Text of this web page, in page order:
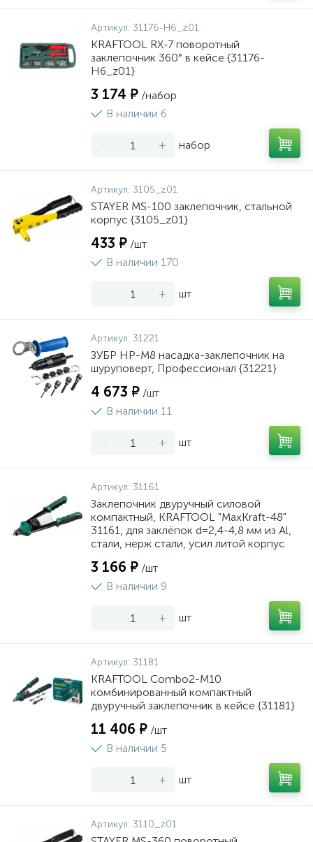
Артикул: 31176-H6_z01
KRAFTOOL RX-7 поворотный
заклепочник 360° в кейсе {31176-
H6_z01}
3 174 ₽ /набор
В наличии 6
- + набор
Артикул: 3105_z01
STAYER MS-100 заклепочник, стальной
корпус {3105_z01}
433 ₽ /шт
В наличии 170
- + шт
Артикул: 31221
ЗУБР НР-М8 насадка-заклепочник на
шуруповерт, Профессионал {31221}
4 673 ₽ /шт
В наличии 11
- + шт
Артикул: 31161
Заклепочник двуручный силовой
компактный, KRAFTOOL "MaxKraft-48"
31161, для заклёпок d=2,4-4,8 мм из Al,
стали, нерж стали, усил литой корпус
3 166 ₽ /шт
В наличии 9
- + шт
Артикул: 31181
KRAFTOOL Combo2-M10
комбинированный компактный
двуручный заклепочник в кейсе {31181}
11 406 ₽ /шт
В наличии 5
- + шт
Артикул: 3110_z01